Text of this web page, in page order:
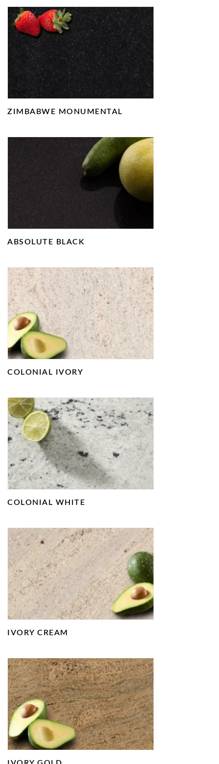
ZIMBABWE MONUMENTAL
ABSOLUTE BLACK
COLONIAL IVORY
COLONIAL WHITE
IVORY CREAM